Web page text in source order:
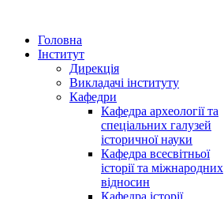
Головна
Інститут
Дирекція
Викладачі інституту
Кафедри
Кафедра археології та
спеціальних галузей
історичної науки
Кафедра всесвітньої
історії та міжнародних
відносин
Кафедра історії